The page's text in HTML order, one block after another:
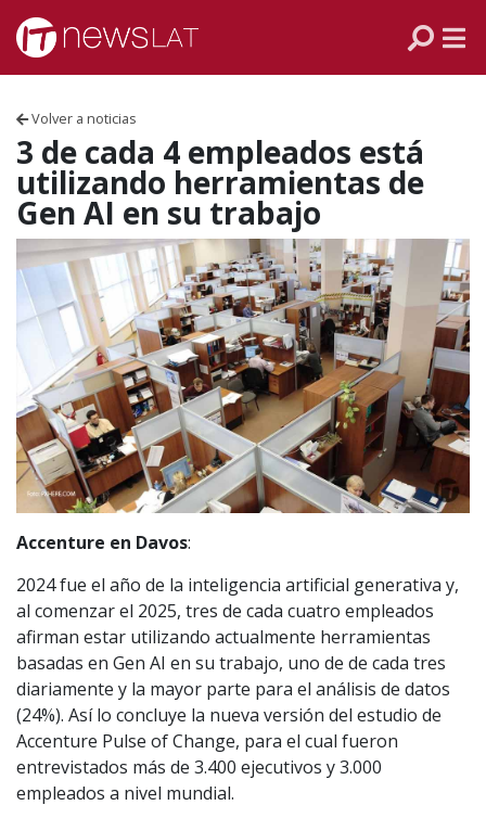
Skip to content
Volver a noticias
3 de cada 4 empleados está
utilizando herramientas de
Gen AI en su trabajo
Accenture en Davos:
2024 fue el año de la inteligencia artificial generativa y,
al comenzar el 2025, tres de cada cuatro empleados
afirman estar utilizando actualmente herramientas
basadas en Gen AI en su trabajo, uno de de cada tres
diariamente y la mayor parte para el análisis de datos
(24%). Así lo concluye la nueva versión del estudio de
Accenture Pulse of Change, para el cual fueron
entrevistados más de 3.400 ejecutivos y 3.000
empleados a nivel mundial.
VENEZUELA
ECUADOR
PERÚ
CHILE
ARGENTINA
MÉXICO